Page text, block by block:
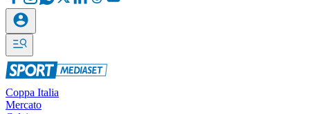
Coppa Italia
Mercato